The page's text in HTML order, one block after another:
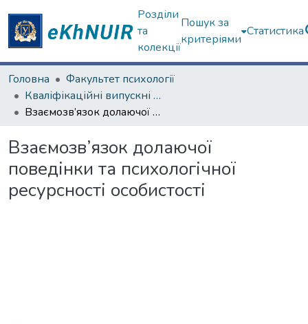
Розділи
та
колекції
Пошук за
критеріями
Статистика
Головна
Факультет психології
Кваліфікаційні випускні роботи магістрів. Факультет психології
Взаємозв’язок долаючої поведінки та психологічної ресурсності особистості
Взаємозв’язок долаючої
поведінки та психологічної
ресурсності особистості